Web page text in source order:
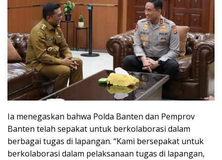
Ia menegaskan bahwa Polda Banten dan Pemprov
Banten telah sepakat untuk berkolaborasi dalam
berbagai tugas di lapangan. “Kami bersepakat untuk
berkolaborasi dalam pelaksanaan tugas di lapangan,